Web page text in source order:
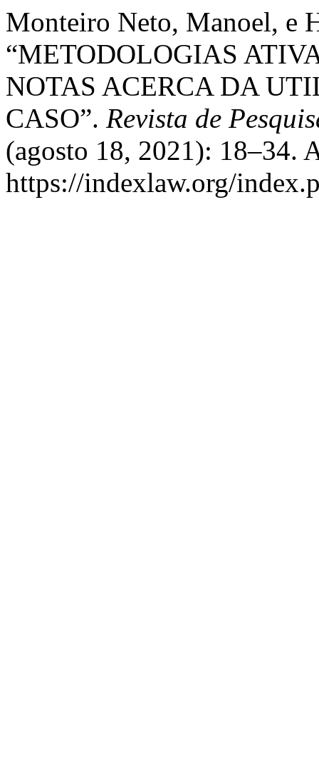
Monteiro Neto, Manoel, e
“METODOLOGIAS
NOTAS ACERCA DA
CASO”. Revista de
(agosto 18, 2021): 18–34.
https://indexlaw.org/